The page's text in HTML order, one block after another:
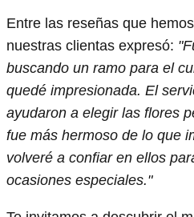
Entre las reseñas que
nuestras clientas expresó:
buscando un ramo para el
quedé impresionada. El
ayudaron a elegir las flores
fue más hermoso de lo que
volveré a confiar en ellos
ocasiones especiales."